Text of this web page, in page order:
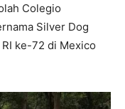
Colegio
Silver Dog
ke-72 di Mexico